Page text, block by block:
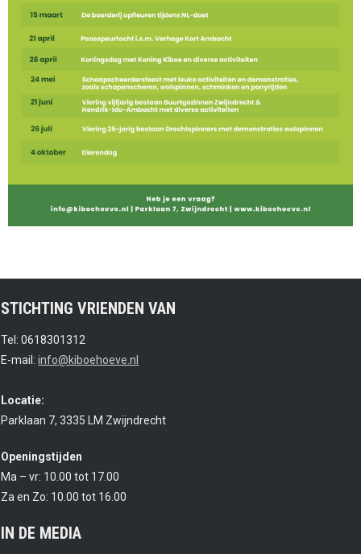
STICHTING VRIENDEN VAN
Tel: 0618301312
E-mail:info@kiboehoeve.nl
Locatie:
Parklaan 7, 3335 LM Zwijndrecht
Openingstijden
Ma – vr: 10.00 tot 17.00
Za en Zo: 10.00 tot 16.00
IN DE MEDIA